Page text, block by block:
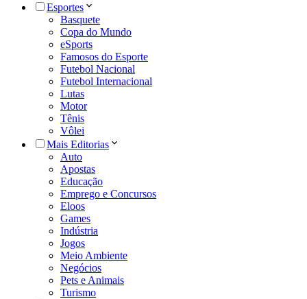
Esportes
Basquete
Copa do Mundo
eSports
Famosos do Esporte
Futebol Nacional
Futebol Internacional
Lutas
Motor
Tênis
Vôlei
Mais Editorias
Auto
Apostas
Educação
Emprego e Concursos
Eloos
Games
Indústria
Jogos
Meio Ambiente
Negócios
Pets e Animais
Turismo